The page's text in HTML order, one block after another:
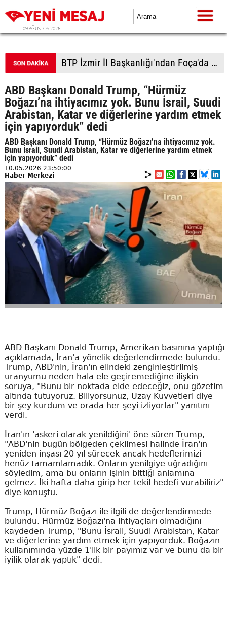
09 AĞUSTOS 2026
BTP İzmir İl Başkanlığı'ndan Foça'da çıkarma: Vatandaştan yoğun ilgi
ABD Başkanı Donald Trump, “Hürmüz
Boğazı’na ihtiyacımız yok. Bunu İsrail, Suudi
Arabistan, Katar ve diğerlerine yardım etmek
için yapıyorduk” dedi
ABD Başkanı Donald Trump, “Hürmüz Boğazı’na ihtiyacımız yok.
Bunu İsrail, Suudi Arabistan, Katar ve diğerlerine yardım etmek
için yapıyorduk” dedi
10.05.2026 23:50:00
Haber Merkezi
ABD Başkanı Donald Trump, Amerikan basınına yaptığı
açıklamada, İran'a yönelik değerlendirmede bulundu.
Trump, ABD'nin, İran'ın elindeki zenginleştirilmiş
uranyumu neden hala ele geçiremediğine ilişkin
soruya, "Bunu bir noktada elde edeceğiz, onu gözetim
altında tutuyoruz. Biliyorsunuz, Uzay Kuvvetleri diye
bir şey kurdum ve orada her şeyi izliyorlar" yanıtını
verdi.
İran'ın 'askeri olarak yenildiğini' öne süren Trump,
"ABD'nin bugün bölgeden çekilmesi halinde İran'ın
yeniden inşası 20 yıl sürecek ancak hedeflerimizi
henüz tamamlamadık. Onların yenilgiye uğradığını
söyledim, ama bu onların işinin bittiği anlamına
gelmez. İki hafta daha girip her tekil hedefi vurabiliriz"
diye konuştu.
Trump, Hürmüz Boğazı ile ilgili de değerlendirmede
bulundu. Hürmüz Boğazı'na ihtiyaçları olmadığını
kaydeden Trump, "Bunu İsrail, Suudi Arabistan, Katar
ve diğerlerine yardım etmek için yapıyorduk. Boğazın
kullanımında yüzde 1'lik bir payımız var ve bunu da bir
iyilik olarak yaptık" dedi.